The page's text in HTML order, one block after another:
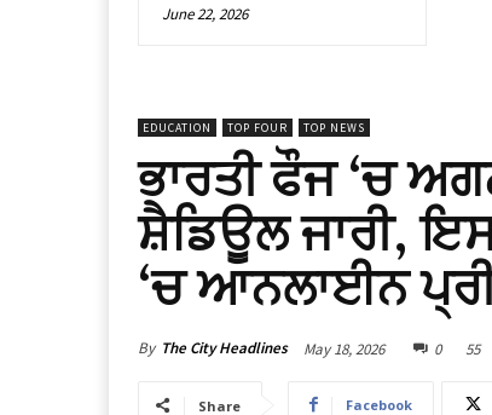
June 22, 2026